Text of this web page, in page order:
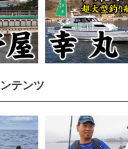
テンツ